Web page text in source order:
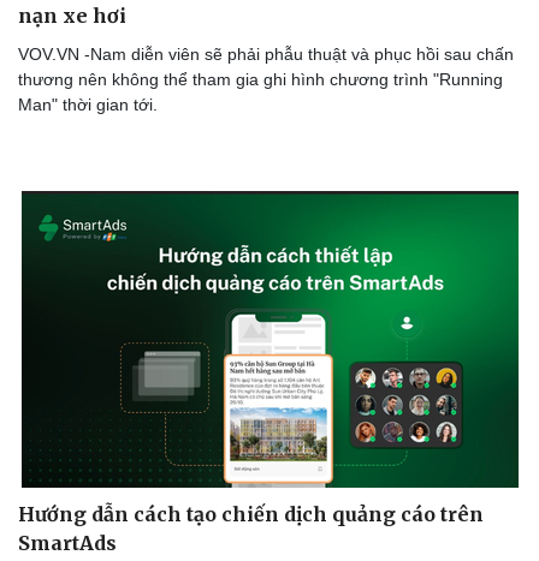
Văn hóa
Sân khấu - Điện ảnh
Văn học
Âm nhạc
Giải trí
Nghệ sĩ
Thời trang
nạn xe hơi
VOV.VN -Nam diễn viên sẽ phải phẫu thuật và phục hồi sau chấn
thương nên không thể tham gia ghi hình chương trình "Running
Man" thời gian tới.
Hướng dẫn cách tạo chiến dịch quảng cáo trên
SmartAds